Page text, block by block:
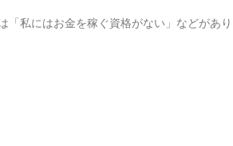
「私にはお金を稼ぐ資格がない」などがあり